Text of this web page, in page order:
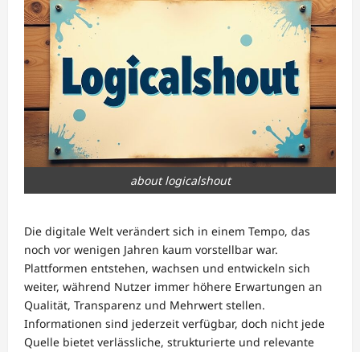
about logicalshout
Die digitale Welt verändert sich in einem Tempo, das
noch vor wenigen Jahren kaum vorstellbar war.
Plattformen entstehen, wachsen und entwickeln sich
weiter, während Nutzer immer höhere Erwartungen an
Qualität, Transparenz und Mehrwert stellen.
Informationen sind jederzeit verfügbar, doch nicht jede
Quelle bietet verlässliche, strukturierte und relevante